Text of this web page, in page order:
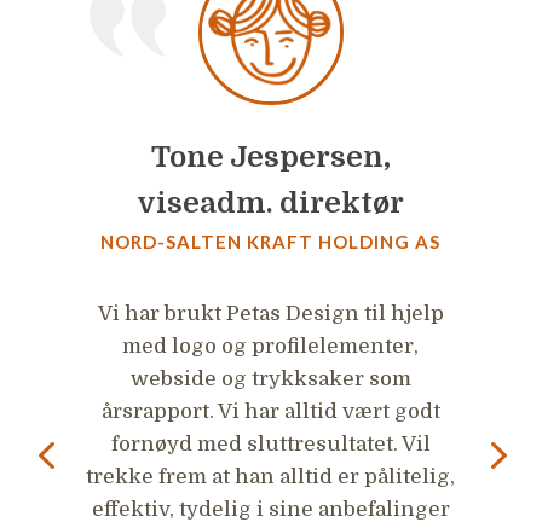
Tone Jespersen,
viseadm. direktør
NORD-SALTEN KRAFT HOLDING AS
Vi har brukt Petas Design til hjelp
med logo og profilelementer,
webside og trykksaker som
årsrapport. Vi har alltid vært godt
fornøyd med sluttresultatet. Vil
trekke frem at han alltid er pålitelig,
effektiv, tydelig i sine anbefalinger